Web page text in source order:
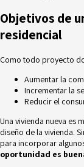
Objetivos de
residencial
Como todo proyecto
Aumentar la
Incrementar la
Reducir el
Una vivienda nueva es
diseño de la vivienda.
para incorporar
oportunidad es